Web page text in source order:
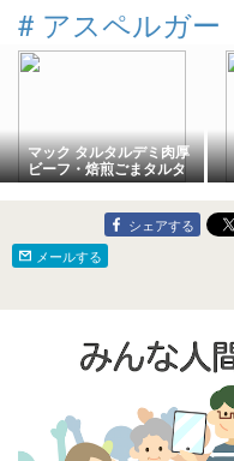
# アスペルガー
マック タルタルデミ肉厚
ビーフ・焙煎ごまタルタ
ルシュリンプ・マックフ
ィズ 沖縄県産パイン
シェアする
メールする